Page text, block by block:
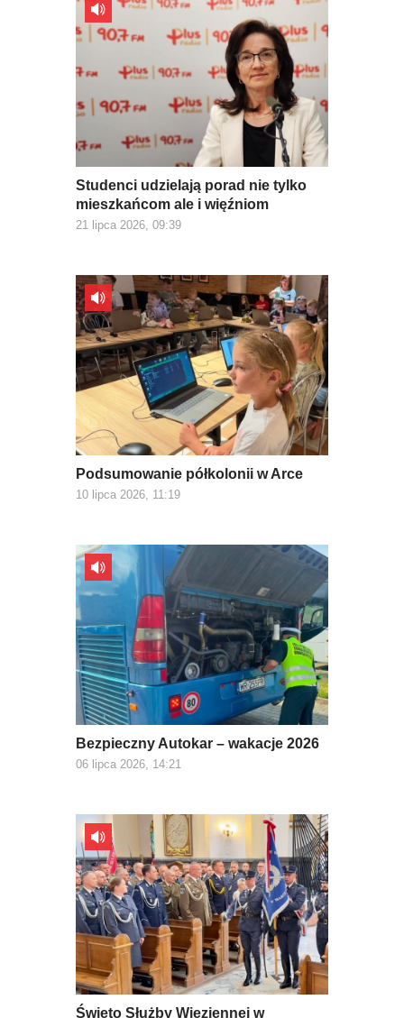
Studenci udzielają porad nie tylko
mieszkańcom ale i więźniom
21 lipca 2026, 09:39
Podsumowanie półkolonii w Arce
10 lipca 2026, 11:19
Bezpieczny Autokar – wakacje 2026
06 lipca 2026, 14:21
Święto Służby Więziennej w